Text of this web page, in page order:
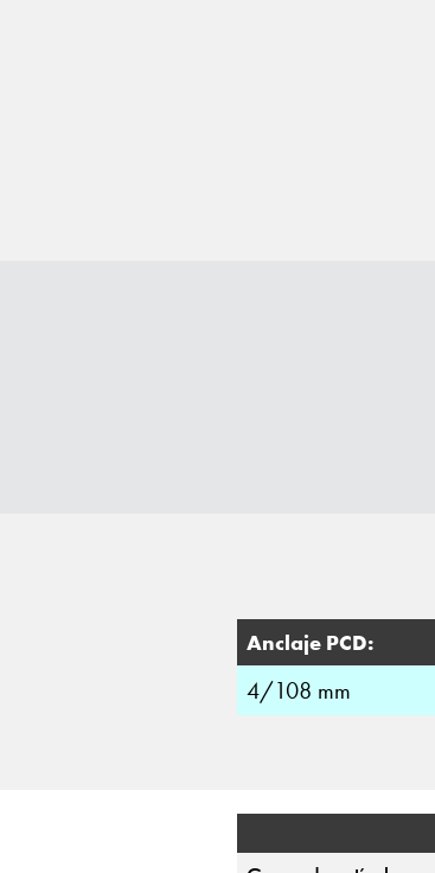
Anclaje PCD:
4/108 mm